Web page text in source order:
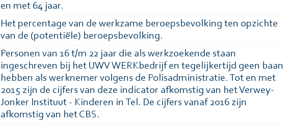
en met 64 jaar.
Het percentage van de werkzame beroepsbevolking ten opzichte
van de (potentiële) beroepsbevolking.
Personen van 16 t/m 22 jaar die als werkzoekende staan
ingeschreven bij het UWV WERKbedrijf en tegelijkertijd geen baan
hebben als werknemer volgens de Polisadministratie. Tot en met
2015 zijn de cijfers van deze indicator afkomstig van het Verwey-
Jonker Instituut - Kinderen in Tel. De cijfers vanaf 2016 zijn
afkomstig van het CBS.